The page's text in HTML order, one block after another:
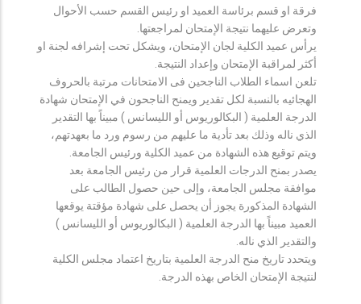
فرقة او قسم برئاسة العميد او رئيس القسم حسب الأحوال
وتعرض عليهما نتيجة الإمتحان لمراجعتها.
يرأس عميد الكلية لجان الإمتحان، ويشكل تحت إشرافه لجنة او
أكثر لمراقبة الإمتحان وإعداد النتيجة.
تلعن اسماء الطلاب الناجحين فى الامتحانات مرتبة بالحروف
الهجائيه بالنسبة لكل تقدير ويمنح الناجحون في الإمتحان شهادة
الدرجة العلمية ( البكالوريوس أو الليسانس ) مبيناً بها التقدير
الذي ناله وذلك بعد تأدية ما عليهم من رسوم ورد ما بعهدتهم،
ويتم توقيع هذه الشهادة من عميد الكلية ورئيس الجامعة.
يصدر بمنح الدرجات العلمية قرار من رئيس الجامعة بعد
موافقة مجلس الجامعة، وإلى حين حصول الطالب على
الشهادة المذكورة يجوز أن يحصل على شهادة مؤقتة يوقعها
العميد مبيناً بها الدرجة العلمية ( البكالوريوس أو الليسانس )
والتقدير الذي ناله.
ويتحدد تاريخ منح الدرجة العلمية بتاريخ اعتماد مجلس الكلية
لنتيجة الإمتحان الخاص بهذه الدرجة.